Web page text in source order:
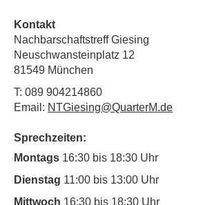
Kontakt
Nachbarschaftstreff Giesing
Neuschwansteinplatz 12
81549 München
T: 089 904214860
Email: NTGiesing@QuarterM.de
Sprechzeiten:
Montags 16:30 bis 18:30 Uhr
Dienstag 11:00 bis 13:00 Uhr
Mittwoch 16:30 bis 18:30 Uhr